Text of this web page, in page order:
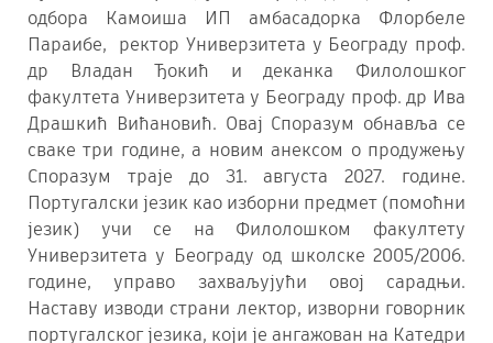
одбора Камоиша ИП амбасадорка Флорбеле
Параибе, ректор Универзитета у Београду проф.
др Владан Ђокић и деканка Филолошког
факултета Универзитета у Београду проф. др Ива
Драшкић Вићановић. Овај Споразум обнавља се
сваке три године, а новим анексом о продужењу
Споразум траје до 31. августа 2027. године.
Португалски језик као изборни предмет (помоћни
језик) учи се на Филолошком факултету
Универзитета у Београду од школске 2005/2006.
године, управо захваљујући овој сарадњи.
Наставу изводи страни лектор, изворни говорник
португалског језика, који је ангажован на Катедри